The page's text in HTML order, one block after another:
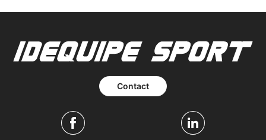
Contact
Facebook Linkedin